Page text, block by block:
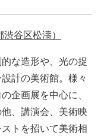
渋谷区松濤）
な造形や、光の捉
計の美術館。様々
企画展を中心に、
、講演会、美術映
トを招いて美術相